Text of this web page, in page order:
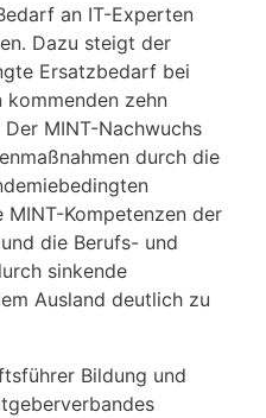
an IT-Experten
Dazu steigt der
Ersatzbedarf bei
kommenden zehn
MINT-Nachwuchs
durch die
MINT-Kompetenzen der
die Berufs- und
sinkende
Ausland deutlich zu
Bildung und